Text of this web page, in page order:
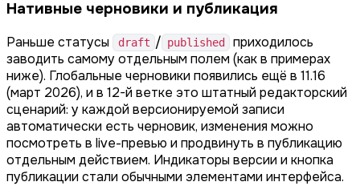
Нативные черновики и публикация
Раньше статусы draft / published
приходилось
заводить самому отдельным полем (как в примерах
ниже). Глобальные черновики появились ещё в 11.16
(март 2026), и в 12-й ветке это штатный редакторский
сценарий: у каждой версионируемой записи
автоматически есть черновик, изменения можно
посмотреть в live-превью и продвинуть в публикацию
отдельным действием. Индикаторы версии и кнопка
публикации стали обычными элементами интерфейса.